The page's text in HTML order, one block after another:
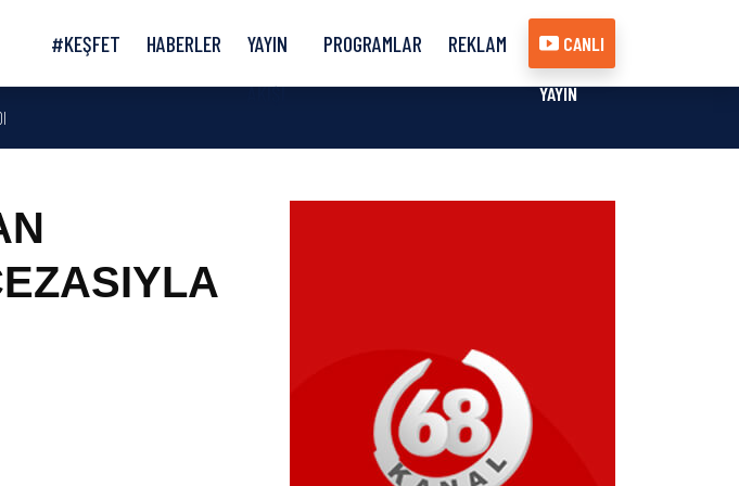
#KEŞFET HABERLER
YAYIN
AKIŞI
PROGRAMLAR REKLAM CANLI
YAYIN